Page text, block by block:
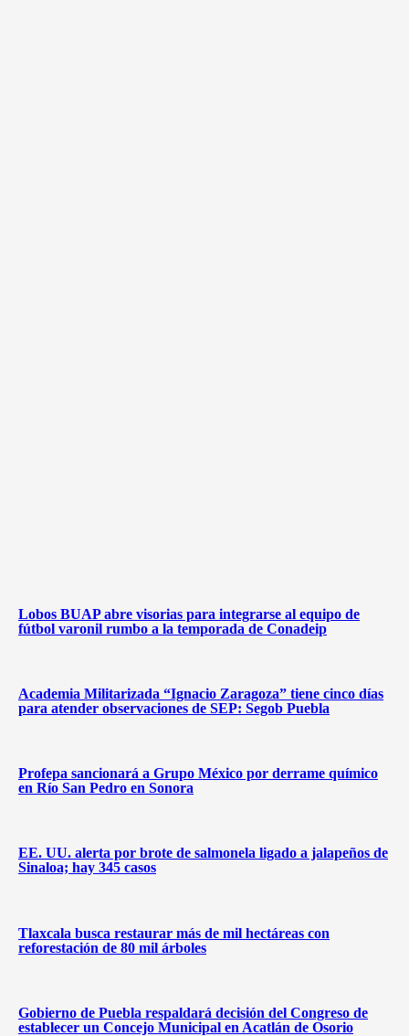
Lobos BUAP abre visorias para integrarse al equipo de
fútbol varonil rumbo a la temporada de Conadeip
Academia Militarizada “Ignacio Zaragoza” tiene cinco días
para atender observaciones de SEP: Segob Puebla
Profepa sancionará a Grupo México por derrame químico
en Río San Pedro en Sonora
EE. UU. alerta por brote de salmonela ligado a jalapeños de
Sinaloa; hay 345 casos
Tlaxcala busca restaurar más de mil hectáreas con
reforestación de 80 mil árboles
Gobierno de Puebla respaldará decisión del Congreso de
establecer un Concejo Municipal en Acatlán de Osorio